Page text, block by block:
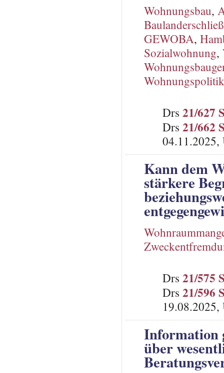
Wohnungsbau,
GEWOBA,
Sozialwohnung,
Wohnungspolitik
Drs 21/627
Drs 21/662
04.11.2025,
Kann dem
stärkere
Drs 21/575
Drs 21/596
19.08.2025,
Information
über